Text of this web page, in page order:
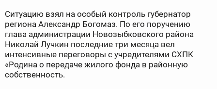
Ситуацию взял на особый контроль губернатор
региона Александр Богомаз. По его поручению
глава администрации Новозыбковского района
Николай Лучкин последние три месяца вел
интенсивные переговоры с учредителями СХПК
«Родина о передаче жилого фонда в районную
собственность.